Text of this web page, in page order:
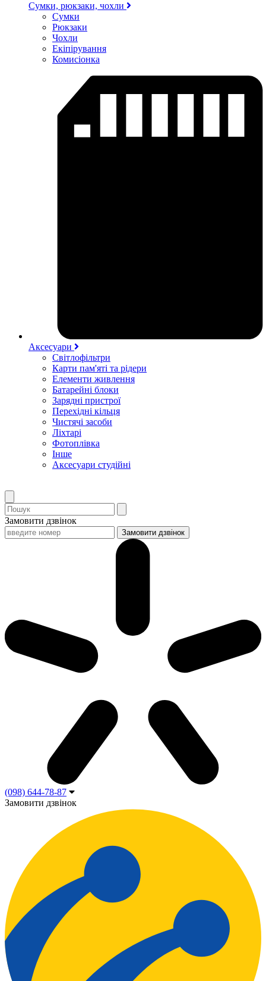
Сумки, рюкзаки, чохли
Сумки
Рюкзаки
Чохли
Екіпірування
Комисіонка
Аксесуари
Світлофільтри
Карти пам'яті та рідери
Елементи живлення
Батарейні блоки
Зарядні пристрої
Перехідні кільця
Чистячі засоби
Ліхтарі
Фотоплівка
Інше
Аксесуари студійні
Замовити дзвінок
(098) 644-78-87
Замовити дзвінок